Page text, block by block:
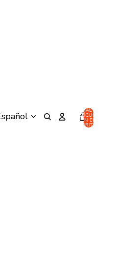
TOTAL DE
ARTÍCULOS
EN EL
CARRITO: 0